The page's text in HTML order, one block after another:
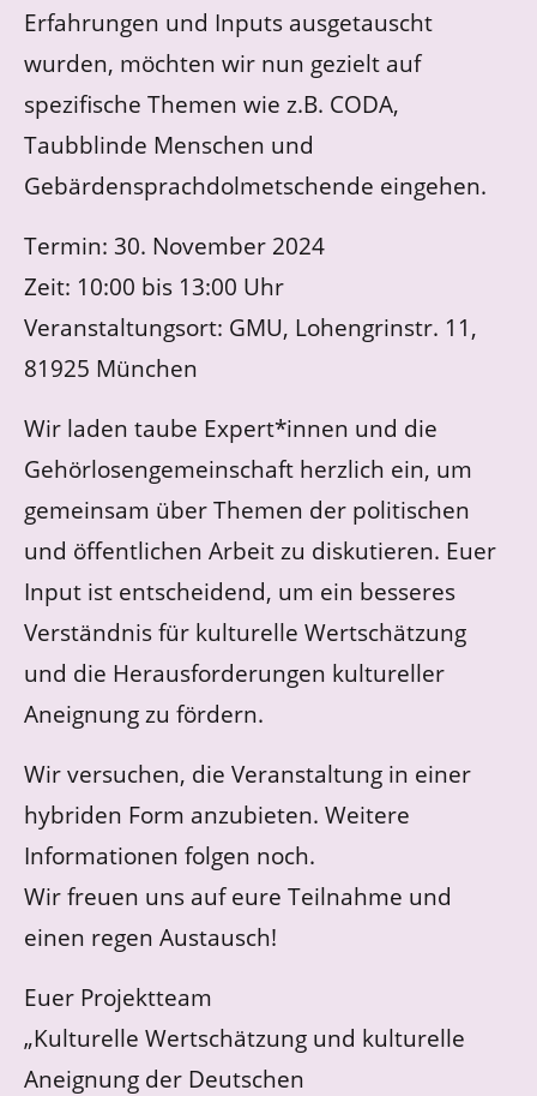
Erfahrungen und Inputs ausgetauscht
wurden, möchten wir nun gezielt auf
spezifische Themen wie z.B. CODA,
Taubblinde Menschen und
Gebärdensprachdolmetschende eingehen.
Termin: 30. November 2024
Zeit: 10:00 bis 13:00 Uhr
Veranstaltungsort: GMU, Lohengrinstr. 11,
81925 München
Wir laden taube Expert*innen und die
Gehörlosengemeinschaft herzlich ein, um
gemeinsam über Themen der politischen
und öffentlichen Arbeit zu diskutieren. Euer
Input ist entscheidend, um ein besseres
Verständnis für kulturelle Wertschätzung
und die Herausforderungen kultureller
Aneignung zu fördern.
Wir versuchen, die Veranstaltung in einer
hybriden Form anzubieten. Weitere
Informationen folgen noch.
Wir freuen uns auf eure Teilnahme und
einen regen Austausch!
Euer Projektteam
„Kulturelle Wertschätzung und kulturelle
Aneignung der Deutschen